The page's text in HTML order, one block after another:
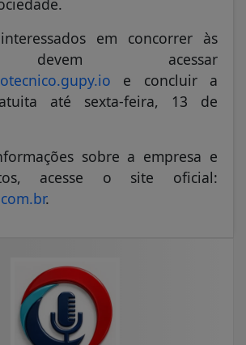
em concorrer às
acessar
e concluir a
até sexta-feira, 13 de
sobre a empresa e
acesse o site oficial:
.